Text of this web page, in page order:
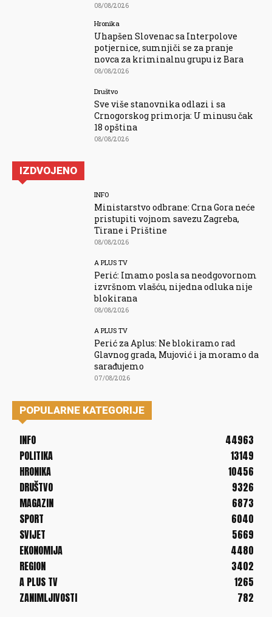
08/08/2026
Hronika
Uhapšen Slovenac sa Interpolove
potjernice, sumnjiči se za pranje
novca za kriminalnu grupu iz Bara
08/08/2026
Društvo
Sve više stanovnika odlazi i sa
Crnogorskog primorja: U minusu čak
18 opština
08/08/2026
IZDVOJENO
INFO
Ministarstvo odbrane: Crna Gora neće
pristupiti vojnom savezu Zagreba,
Tirane i Prištine
08/08/2026
A PLUS TV
Perić: Imamo posla sa neodgovornom
izvršnom vlašću, nijedna odluka nije
blokirana
08/08/2026
A PLUS TV
Perić za Aplus: Ne blokiramo rad
Glavnog grada, Mujović i ja moramo da
sarađujemo
07/08/2026
POPULARNE KATEGORIJE
INFO
44963
POLITIKA
13149
HRONIKA
10456
DRUŠTVO
9326
MAGAZIN
6873
SPORT
6040
SVIJET
5669
EKONOMIJA
4480
REGION
3402
A PLUS TV
1265
ZANIMLJIVOSTI
782